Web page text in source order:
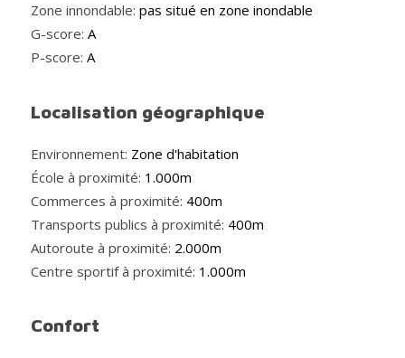
Zone innondable: pas situé en zone inondable
G-score: A
P-score: A
Localisation géographique
Environnement: Zone d'habitation
École à proximité: 1.000m
Commerces à proximité: 400m
Transports publics à proximité: 400m
Autoroute à proximité: 2.000m
Centre sportif à proximité: 1.000m
Confort